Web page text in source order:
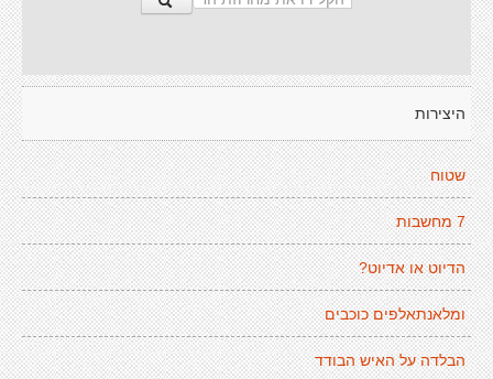
היצירות
שטוח
7 מחשבות
הדיוט או אדיוט?
ומלאנתאלפים כוכבים
הבלדה על האיש הבודד